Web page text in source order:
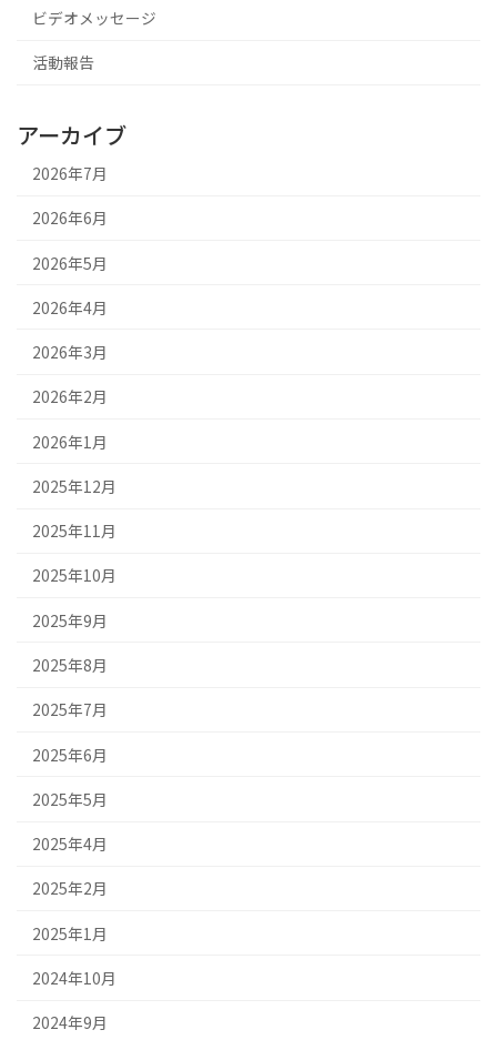
ビデオメッセージ
活動報告
アーカイブ
2026年7月
2026年6月
2026年5月
2026年4月
2026年3月
2026年2月
2026年1月
2025年12月
2025年11月
2025年10月
2025年9月
2025年8月
2025年7月
2025年6月
2025年5月
2025年4月
2025年2月
2025年1月
2024年10月
2024年9月